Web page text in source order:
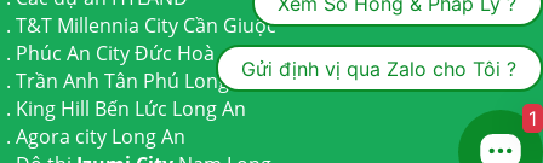
. T&T Millennia City Cần Giuộc
. Phúc An CityĐức Hoà
. Trần Anh Tân Phú Long An
. King Hill Bến Lức Long An
. Agora city Long An
Gửi định vị qua Zalo cho Tôi ?
1